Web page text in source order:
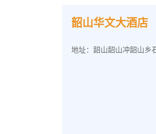
韶山华文大酒店
地址：韶山韶山冲韶山乡